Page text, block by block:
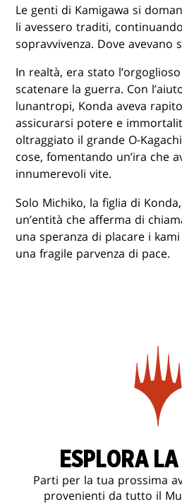
Le genti di Kamigawa si
li avessero traditi,
sopravvivenza. Dove avevano
In realtà, era stato
scatenare la guerra. Con
lunantropi, Konda aveva
assicurarsi potere e
oltraggiato il grande O-
cose, fomentando un’ira che
innumerevoli vite.
Solo Michiko, la figlia di
un’entità che afferma di
una speranza di placare i
una fragile parvenza di pace.
ESPLORA
Parti per la tua prossima
provenienti da tutto il